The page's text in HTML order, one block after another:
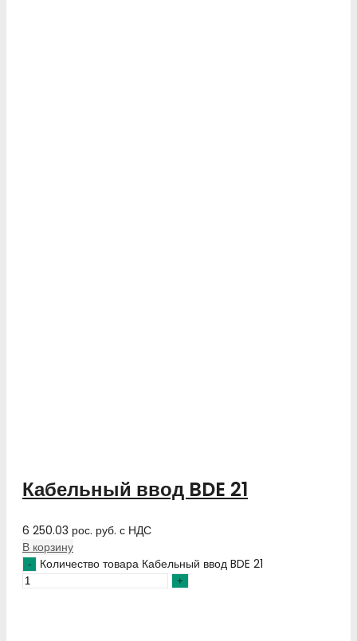
Кабельный ввод BDE 21
6 250.03 рос. руб. с НДС
В корзину
Количество товара Кабельный ввод BDE 21